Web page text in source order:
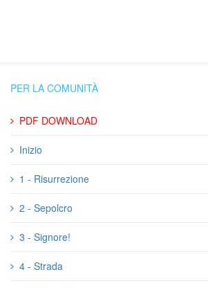
PER LA COMUNITÀ
PDF DOWNLOAD
Inizio
1 - Risurrezione
2 - Sepolcro
3 - Signore!
4 - Strada